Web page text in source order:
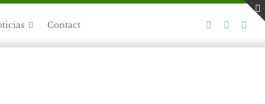
Contact